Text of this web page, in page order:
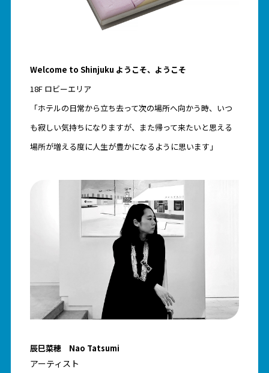
Welcome to Shinjuku ようこそ、ようこそ
18F ロビーエリア
「ホテルの日常から立ち去って次の場所へ向かう時、いつ
も寂しい気持ちになりますが、また帰って来たいと思える
場所が増える度に人生が豊かになるように思います」
辰巳菜穂 Nao Tatsumi
アーティスト